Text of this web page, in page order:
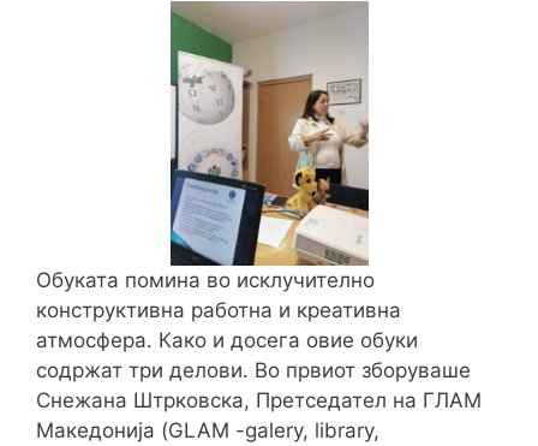
Обуката помина во исклучително
конструктивна работна и креативна
атмосфера. Како и досега овие обуки
содржат три делови. Во првиот зборуваше
Снежана Штрковска, Претседател на ГЛАМ
Македонија (GLAM -galery, library,